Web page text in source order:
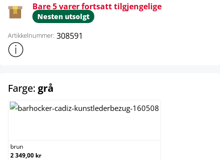
Bare 5 varer fortsatt tilgjengelige
Nesten utsolgt
Artikkelnummer: 308591
Vis mer produktinformasjon
Farge: grå
brun
2 349,00 kr